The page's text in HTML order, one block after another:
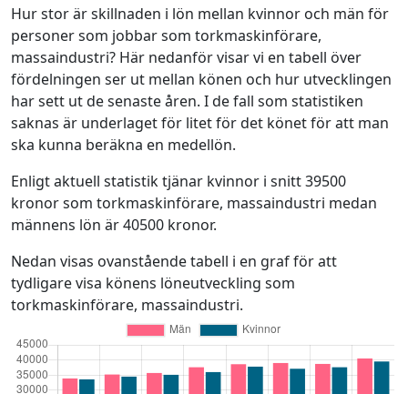
Hur stor är skillnaden i lön mellan kvinnor och män för
personer som jobbar som torkmaskinförare,
massaindustri? Här nedanför visar vi en tabell över
fördelningen ser ut mellan könen och hur utvecklingen
har sett ut de senaste åren. I de fall som statistiken
saknas är underlaget för litet för det könet för att man
ska kunna beräkna en medellön.
Enligt aktuell statistik tjänar kvinnor i snitt 39500
kronor som torkmaskinförare, massaindustri medan
männens lön är 40500 kronor.
Nedan visas ovanstående tabell i en graf för att
tydligare visa könens löneutveckling som
torkmaskinförare, massaindustri.